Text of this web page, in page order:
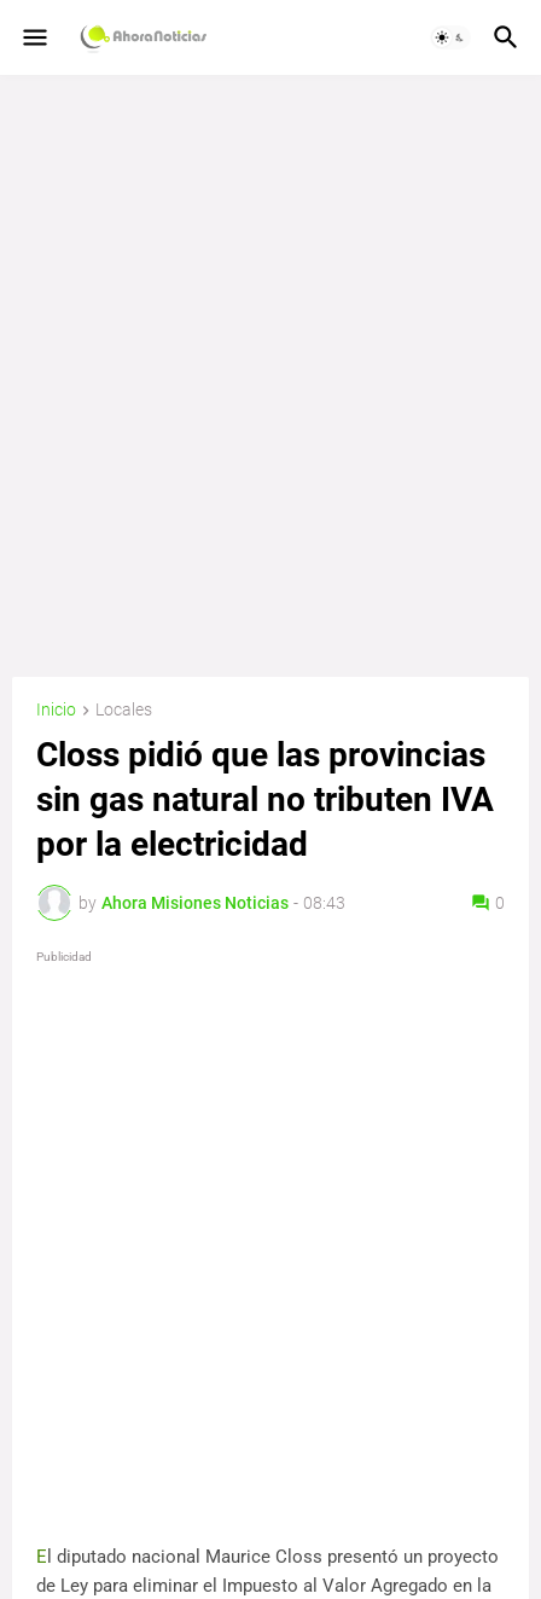
Inicio Locales
Closs pidió que las provincias
sin gas natural no tributen IVA
por la electricidad
by Ahora Misiones Noticias - 08:43 0
Publicidad
E l diputado nacional Maurice Closs presentó un proyecto
de Ley para eliminar el Impuesto al Valor Agregado en la